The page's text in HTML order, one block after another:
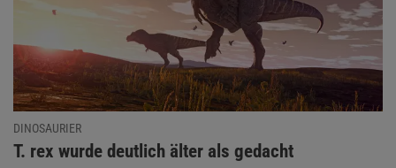
DINOSAURIER
:
T. rex wurde deutlich älter als gedacht